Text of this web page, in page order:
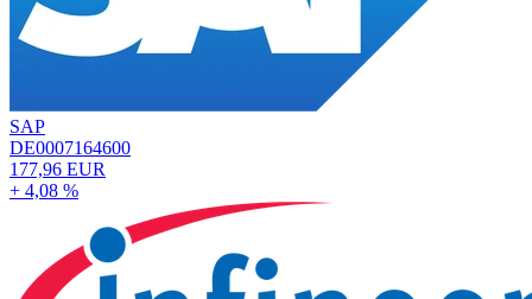
SAP
DE0007164600
177,96 EUR
+ 4,08 %